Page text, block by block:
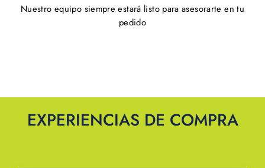
Nuestro equipo siempre estará listo para asesorarte en tu
pedido
EXPERIENCIAS DE COMPRA